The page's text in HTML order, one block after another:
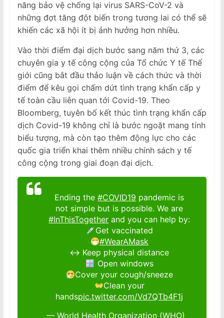
năng bảo vệ chống lại virus SARS-CoV-2 và
những đợt tăng đột biến trong tương lai có thể sẽ
khiến các xã hội ít bị ảnh hưởng hơn nhiều.
Vào thời điểm đại dịch bước sang năm thứ 3, các
chuyên gia y tế công cộng của Tổ chức Y tế Thế
giới cũng bắt đầu thảo luận về cách thức và thời
điểm để kêu gọi chấm dứt tình trạng khẩn cấp y
tế toàn cầu liên quan tới Covid-19. Theo
Bloomberg, tuyên bố kết thúc tình trạng khẩn cấp
dịch Covid-19 không chỉ là bước ngoặt mang tính
biểu tượng, mà còn tạo thêm động lực cho các
quốc gia triển khai thêm nhiều chính sách y tế
công cộng trong giai đoạn đại dịch.
Ending the#COVID19 pandemic is
not simple but is possible. We are
#InThisTogether and you can help by:
Get vaccinated
#WearAMask
↔️ Keep physical distance
Open windows
Cover your cough/sneeze
Clean your
handspic.twitter.com/Vd7QTb4F1j
— World Health Organization (WHO)